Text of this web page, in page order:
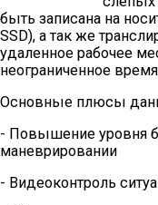
быть записана на
SSD), а так же
удаленное рабочее
неограниченное
Основные плюсы
- Повышение уровня
маневрировании
- Видеоконтроль